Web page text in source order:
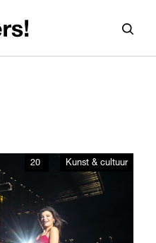
20 Kunst & cultuur